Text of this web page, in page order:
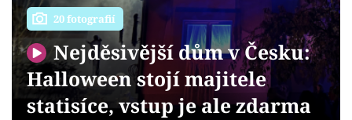
Přihlášení
Sledujte nás
20 fotografií
Nejděsivější dům v Česku:
Halloween stojí majitele
statisíce, vstup je ale zdarma